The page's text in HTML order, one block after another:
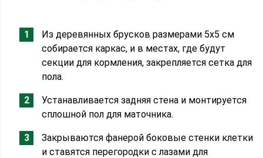
Из деревянных брусков размерами 5х5 см
собирается каркас, и в местах, где будут
секции для кормления, закрепляется сетка для
пола.
Устанавливается задняя стена и монтируется
сплошной пол для маточника.
Закрываются фанерой боковые стенки клетки
и ставятся перегородки с лазами для